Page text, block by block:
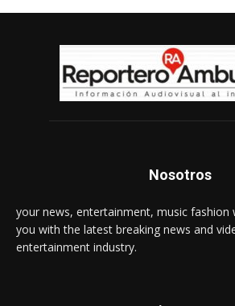
Nosotros
your news, entertainment, music fashion
you with the latest breaking news and
entertainment industry.